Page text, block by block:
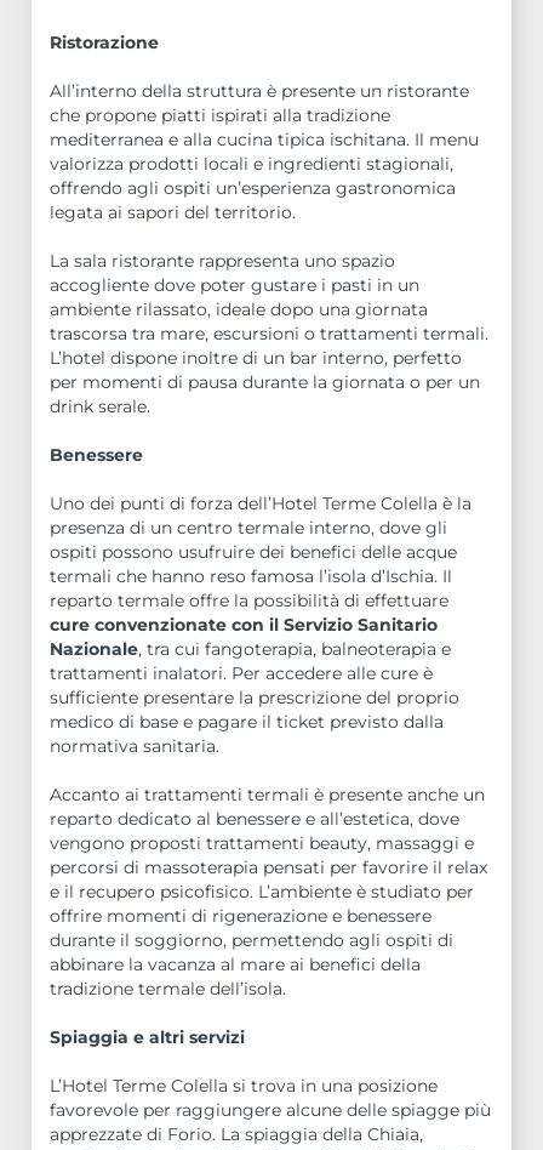
Ristorazione
All’interno della struttura è presente un ristorante
che propone piatti ispirati alla tradizione
mediterranea e alla cucina tipica ischitana. Il menu
valorizza prodotti locali e ingredienti stagionali,
offrendo agli ospiti un’esperienza gastronomica
legata ai sapori del territorio.
La sala ristorante rappresenta uno spazio
accogliente dove poter gustare i pasti in un
ambiente rilassato, ideale dopo una giornata
trascorsa tra mare, escursioni o trattamenti termali.
L’hotel dispone inoltre di un bar interno, perfetto
per momenti di pausa durante la giornata o per un
drink serale.
Benessere
Uno dei punti di forza dell’Hotel Terme Colella è la
presenza di un centro termale interno, dove gli
ospiti possono usufruire dei benefici delle acque
termali che hanno reso famosa l’isola d’Ischia. Il
reparto termale offre la possibilità di effettuare
cure convenzionate con il Servizio Sanitario
Nazionale, tra cui fangoterapia, balneoterapia e
trattamenti inalatori. Per accedere alle cure è
sufficiente presentare la prescrizione del proprio
medico di base e pagare il ticket previsto dalla
normativa sanitaria.
Accanto ai trattamenti termali è presente anche un
reparto dedicato al benessere e all’estetica, dove
vengono proposti trattamenti beauty, massaggi e
percorsi di massoterapia pensati per favorire il relax
e il recupero psicofisico. L’ambiente è studiato per
offrire momenti di rigenerazione e benessere
durante il soggiorno, permettendo agli ospiti di
abbinare la vacanza al mare ai benefici della
tradizione termale dell’isola.
Spiaggia e altri servizi
L’Hotel Terme Colella si trova in una posizione
favorevole per raggiungere alcune delle spiagge più
apprezzate di Forio. La spiaggia della Chiaia,